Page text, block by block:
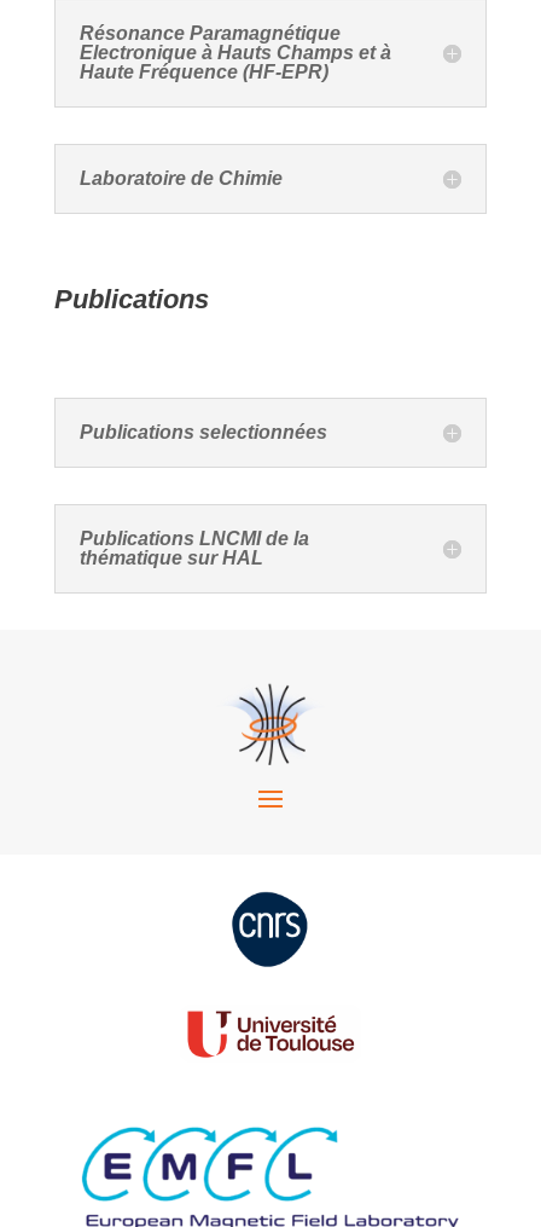
Résonance Paramagnétique
Electronique à Hauts Champs et à
Haute Fréquence (HF-EPR)
Laboratoire de Chimie
Publications
Publications selectionnées
Publications LNCMI de la
thématique sur HAL